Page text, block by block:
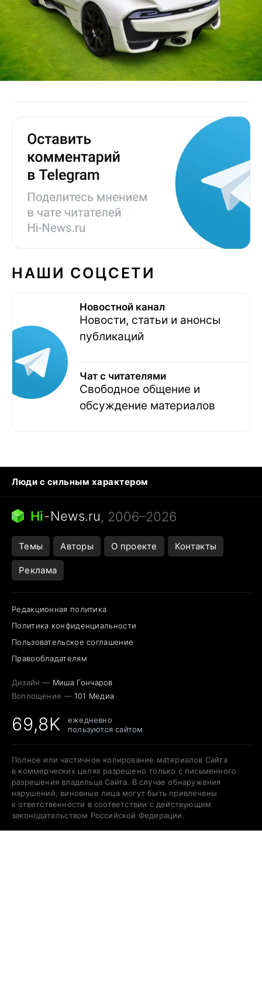
НАШИ СОЦСЕТИ
Новостной канал
Новости, статьи и анонсы
публикаций
Чат с читателями
Свободное общение и
обсуждение материалов
Люди с сильным характером
Кошка писает на кровать
Тунцы в океанариуме
Ядовитые пауки России
Города в ядерной войне
Открытие в Google Maps
Hi-News.ru, 2006–2026
Темы Авторы О проекте Контакты
Реклама
Редакционная политика
Политика конфиденциальности
Пользовательское соглашение
Правообладателям
Дизайн — Миша Гончаров
Воплощение — 101 Медиа
69,8K
ежедневно
пользуются сайтом
Полное или частичное копирование материалов Сайта
в коммерческих целях разрешено только с письменного
разрешения владельца Сайта. В случае обнаружения
нарушений, виновные лица могут быть привлечены
к ответственности в соответствии с действующим
законодательством Российской Федерации.